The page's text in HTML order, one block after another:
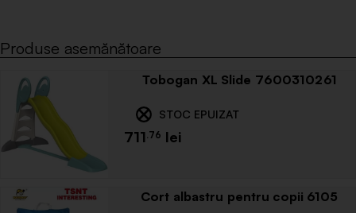
Produse asemănătoare
Tobogan XL Slide 7600310261
STOC EPUIZAT
711.76
Cort albastru pentru copii 6105